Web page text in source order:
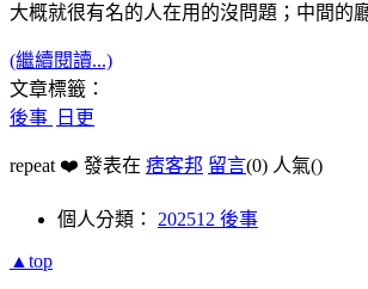
大概就很有名的人在用的沒問題；中間的
(繼續閱讀...)
文章標籤：
後事
日更
repeat ❤️ 發表在 痞客邦 留言(0) 人氣()
個人分類： 202512 後事
▲top